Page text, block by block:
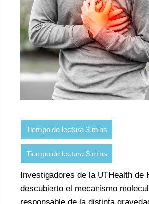
Investigadores de la UTHealth de
descubierto el mecanismo
responsable de la distinta